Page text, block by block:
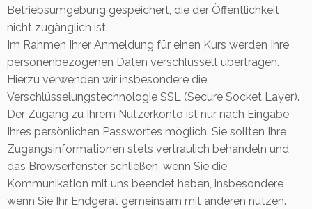
Betriebsumgebung gespeichert, die der Öffentlichkeit
nicht zugänglich ist.
Im Rahmen Ihrer Anmeldung für einen Kurs werden Ihre
personenbezogenen Daten verschlüsselt übertragen.
Hierzu verwenden wir insbesondere die
Verschlüsselungstechnologie SSL (Secure Socket Layer).
Der Zugang zu Ihrem Nutzerkonto ist nur nach Eingabe
Ihres persönlichen Passwortes möglich. Sie sollten Ihre
Zugangsinformationen stets vertraulich behandeln und
das Browserfenster schließen, wenn Sie die
Kommunikation mit uns beendet haben, insbesondere
wenn Sie Ihr Endgerät gemeinsam mit anderen nutzen.